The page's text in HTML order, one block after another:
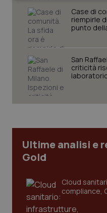
Vaccini
Case di
riempirle
punto
San
criticità
Ultime analisi e
Gold
Cloud
compliance,
Necessari
I cookie necessari
sito web abilitandone
navigazione sulle